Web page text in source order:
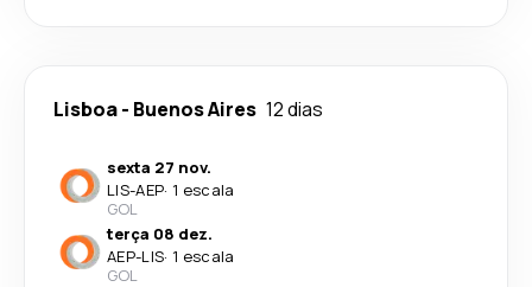
Lisboa- Buenos Aires 12 dias
sexta 27 nov.
LIS-AEP· 1 escala
GOL
terça 08 dez.
AEP-LIS· 1 escala
GOL